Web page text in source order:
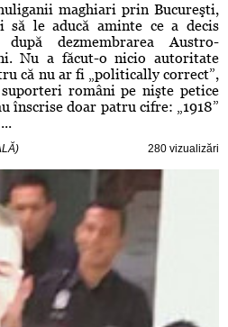
maghiari prin Bucureşti,
le aducă aminte ce a decis
dezmembrarea Austro-
Nu a făcut-o nicio autoritate
că nu ar fi „politically correct”,
români pe nişte petice
înscrise doar patru cifre: „1918”
280 vizualizări